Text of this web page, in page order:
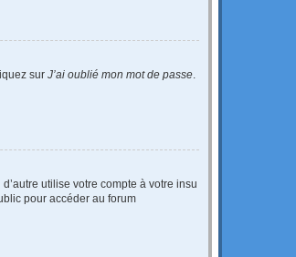
sur J’ai oublié mon mot de passe
utilise votre compte à votre insu
pour accéder au forum